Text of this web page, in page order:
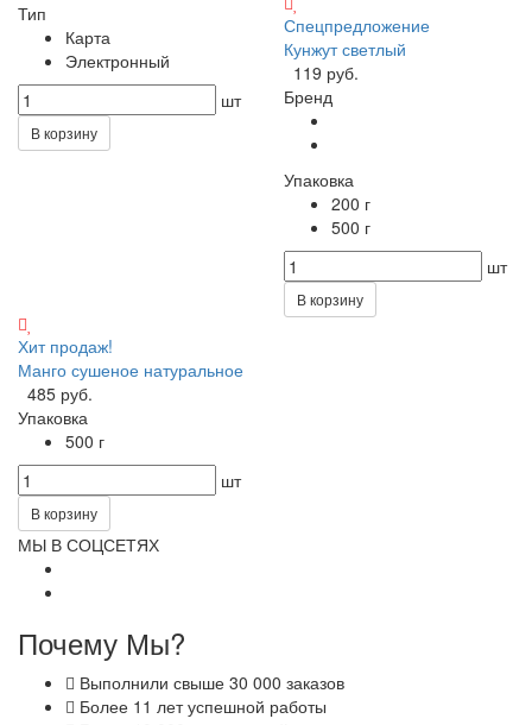
Тип
Карта
Электронный
шт
В корзину
Спецпредложение
Кунжут светлый
119 руб.
Бренд
Упаковка
200 г
500 г
шт
В корзину
Хит продаж!
Манго сушеное натуральное
485 руб.
Упаковка
500 г
шт
В корзину
МЫ В СОЦСЕТЯХ
Почему Мы?
Выполнили свыше 30 000 заказов
Более 11 лет успешной работы